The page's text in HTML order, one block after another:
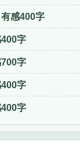
感400字
字
字
字
字